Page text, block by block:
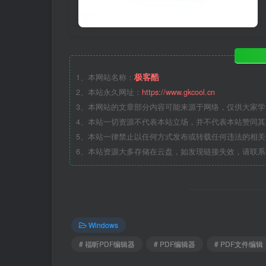
1、本网站名称： 极客酷
2、本站永久网址： https://www.gkcool.cn
3、本网站的文章部分内容可能来源于网络，仅供大家
4、本站一切资源不代表本站立场，并不代表本站赞同
5、本站一律禁止以任何方式发布或转载任何违法的相
6、本站资源大多存储在云盘，如发现链接失效，请联
Windows
# 福昕PDF编辑器
# PDF编辑器 # PDF文件编辑